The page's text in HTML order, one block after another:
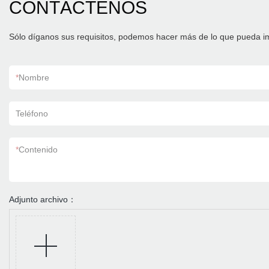
CONTÁCTENOS
Sólo díganos sus requisitos, podemos hacer más de lo que pueda
*Nombre
Teléfono
*Contenido
Adjunto archivo：